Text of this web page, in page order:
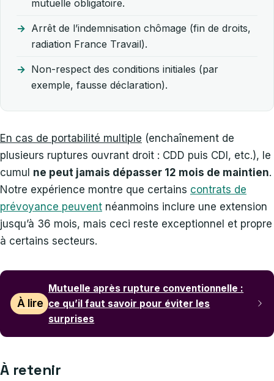
mutuelle obligatoire.
Arrêt de l’indemnisation chômage (fin de droits,
radiation France Travail).
Non-respect des conditions initiales (par
exemple, fausse déclaration).
En cas de portabilité multiple (enchaînement de
plusieurs ruptures ouvrant droit : CDD puis CDI, etc.), le
cumul ne peut jamais dépasser 12 mois de maintien.
Notre expérience montre que certains contrats de
prévoyance peuvent néanmoins inclure une extension
jusqu’à 36 mois, mais ceci reste exceptionnel et propre
à certains secteurs.
À lire
Mutuelle après rupture conventionnelle :
ce qu’il faut savoir pour éviter les
surprises
À retenir